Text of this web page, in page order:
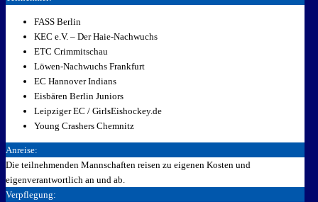
FASS Berlin
KEC e.V. – Der Haie-Nachwuchs
ETC Crimmitschau
Löwen-Nachwuchs Frankfurt
EC Hannover Indians
Eisbären Berlin Juniors
Leipziger EC / GirlsEishockey.de
Young Crashers Chemnitz
Anreise:
Die teilnehmenden Mannschaften reisen zu eigenen Kosten und
eigenverantwortlich an und ab.
Verpflegung: